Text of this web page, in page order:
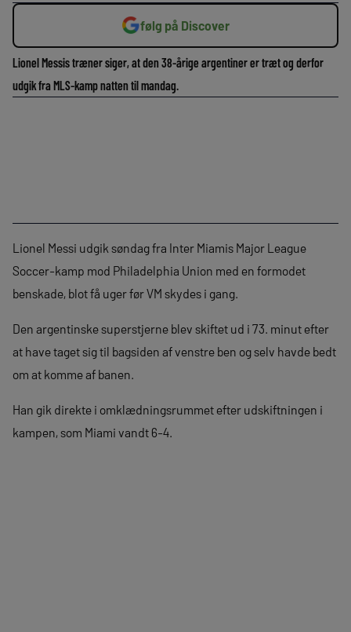
følg på Discover
Lionel Messis træner siger, at den 38-årige argentiner er træt og derfor
udgik fra MLS-kamp natten til mandag.
Lionel Messi udgik søndag fra Inter Miamis Major League
Soccer-kamp mod Philadelphia Union med en formodet
benskade, blot få uger før VM skydes i gang.
Den argentinske superstjerne blev skiftet ud i 73. minut efter
at have taget sig til bagsiden af venstre ben og selv havde bedt
om at komme af banen.
Han gik direkte i omklædningsrummet efter udskiftningen i
kampen, som Miami vandt 6-4.